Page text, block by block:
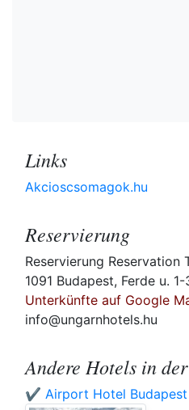
Links
Akcioscsomagok.hu
Reservierung
Reservierung Reservation
1091 Budapest, Ferde u. 1-
Unterkünfte auf Google
info@ungarnhotels.hu
Andere Hotels in
✔️ Airport Hotel